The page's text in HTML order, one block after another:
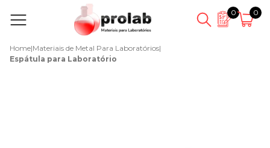
0 0
Home|Materiais de Metal Para Laboratórios|
Espátula para Laboratório